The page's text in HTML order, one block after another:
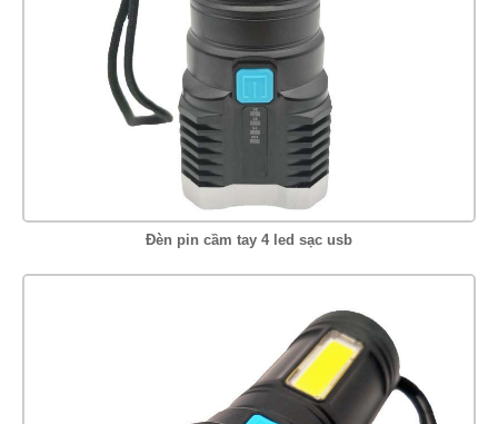
Đèn pin cầm tay 4 led sạc usb